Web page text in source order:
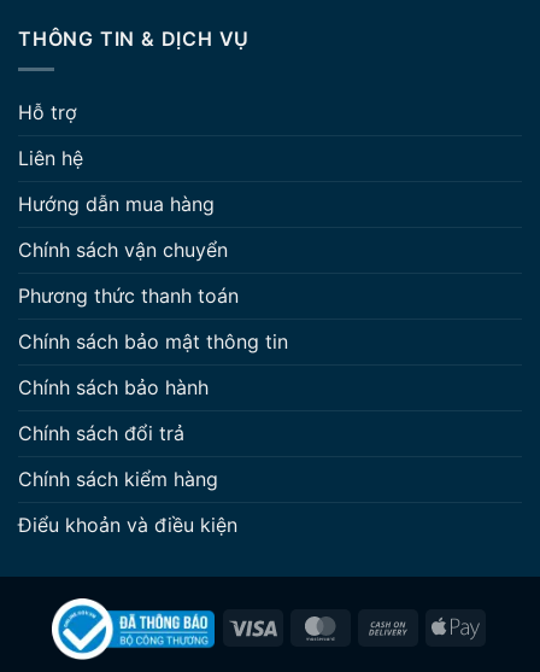
THÔNG TIN & DỊCH VỤ
Hỗ trợ
Liên hệ
Hướng dẫn mua hàng
Chính sách vận chuyển
Phương thức thanh toán
Chính sách bảo mật thông tin
Chính sách bảo hành
Chính sách đổi trả
Chính sách kiểm hàng
Điểu khoản và điều kiện
Visa MasterCardCash
Apple